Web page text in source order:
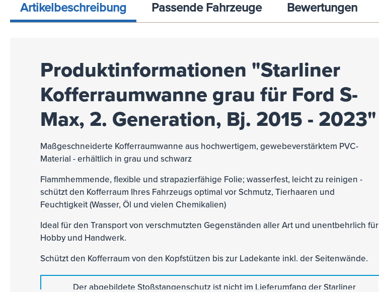
Artikelbeschreibung Passende Fahrzeuge Bewertungen
Produktinformationen "Starliner
Kofferraumwanne grau für Ford S-
Max, 2. Generation, Bj. 2015 - 2023"
Maßgeschneiderte Kofferraumwanne aus hochwertigem, gewebeverstärktem PVC-
Material - erhältlich in grau und schwarz
Flammhemmende, flexible und strapazierfähige Folie; wasserfest, leicht zu reinigen -
schützt den Kofferraum Ihres Fahrzeugs optimal vor Schmutz, Tierhaaren und
Feuchtigkeit (Wasser, Öl und vielen Chemikalien)
Ideal für den Transport von verschmutzten Gegenständen aller Art und unentbehrlich für
Hobby und Handwerk.
Schützt den Kofferraum von den Kopfstützen bis zur Ladekante inkl. der Seitenwände.
Der abgebildete Stoßstangenschutz ist nicht im Lieferumfang der Starliner